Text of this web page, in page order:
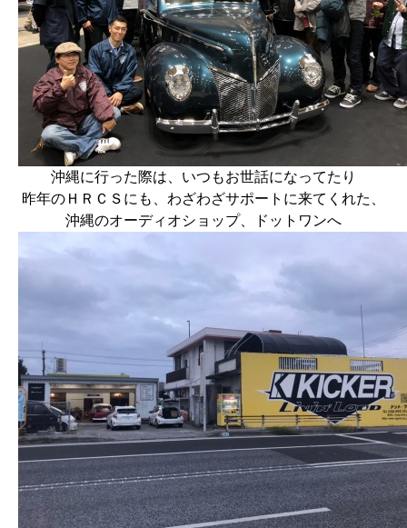
沖縄に行った際は、いつもお世話になってたり
昨年のＨＲＣＳにも、わざわざサポートに来てくれた、
沖縄のオーディオショップ、
ドットワンへ